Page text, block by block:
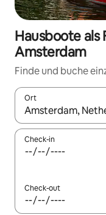
Hausboote
Amsterdam
Finde und buche
Ort
Wenn Ergebnisse
Check-in
Check-out